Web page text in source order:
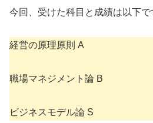
今回、受けた科目と成績は以下で
経営の原理原則 A
職場マネジメント論 B
ビジネスモデル論 S